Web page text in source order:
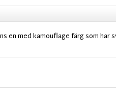
med kamouflage färg som har